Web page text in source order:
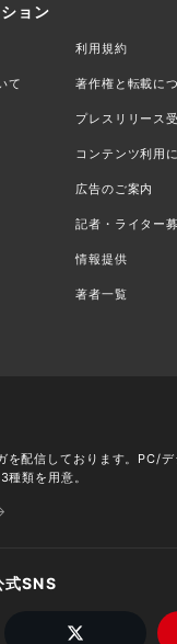
ョン
利用規約
て 著作権と転載に
プレスリリース
コンテンツ利用
広告のご案内
記者・ライター
情報提供
著者一覧
を配信しております。PC/
類を用意。
式SNS